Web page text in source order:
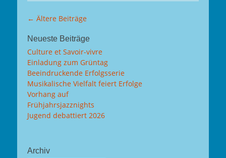
Beitragsnavigation
← Ältere Beiträge
Neueste Beiträge
Culture et Savoir-vivre
Einladung zum Grüntag
Beeindruckende Erfolgsserie
Musikalische Vielfalt feiert Erfolge
Vorhang auf
Frühjahrsjazznights
Jugend debattiert 2026
Archiv